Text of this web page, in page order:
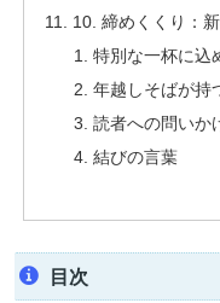
10. 締めくくり：
特別な一杯に込
年越しそばが持
読者への問いか
結びの言葉
目次